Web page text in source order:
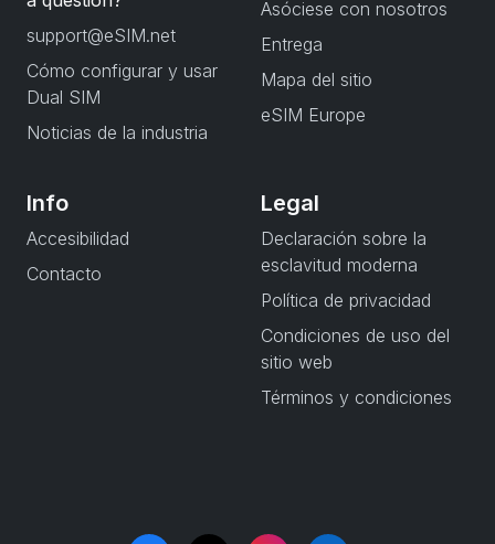
support@eSIM.net
Cómo configurar y usar
Dual SIM
Noticias de la industria
Asóciese con nosotros
Entrega
Mapa del sitio
eSIM Europe
Info
Accesibilidad
Contacto
Legal
Declaración sobre la
esclavitud moderna
Política de privacidad
Condiciones de uso del
sitio web
Términos y condiciones